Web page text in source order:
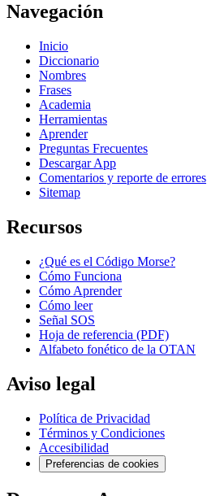
Navegación
Inicio
Diccionario
Nombres
Frases
Academia
Herramientas
Aprender
Preguntas Frecuentes
Descargar App
Comentarios y reporte de errores
Sitemap
Recursos
¿Qué es el Código Morse?
Cómo Funciona
Cómo Aprender
Cómo leer
Señal SOS
Hoja de referencia (PDF)
Alfabeto fonético de la OTAN
Aviso legal
Política de Privacidad
Términos y Condiciones
Accesibilidad
Preferencias de cookies